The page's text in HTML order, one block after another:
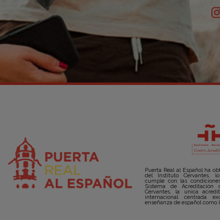
Puerta Real al Español ha
del Instituto Cervantes,
cumple con las
Sistema de Acreditación
Cervantes, la única
internacional centrada
enseñanza de español como